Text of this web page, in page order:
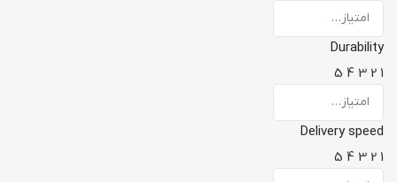
Durability
1
2
3
4
5
Delivery speed
1
2
3
4
5